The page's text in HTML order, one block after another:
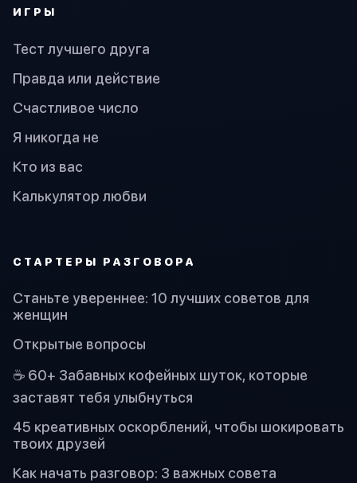
ИГРЫ
Тест лучшего друга
Правда или действие
Счастливое число
Я никогда не
Кто из вас
Калькулятор любви
СТАРТЕРЫ РАЗГОВОРА
Станьте увереннее: 10 лучших советов для
женщин
Открытые вопросы
☕ 60+ Забавных кофейных шуток, которые
заставят тебя улыбнуться
45 креативных оскорблений, чтобы шокировать
твоих друзей
Как начать разговор: 3 важных совета